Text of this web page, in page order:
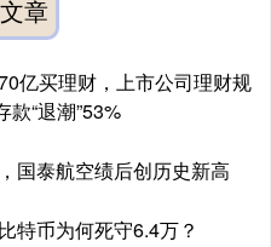
章
亿买理财，上市公司理财规
“退潮”53%
国泰航空绩后创历史新高
特币为何死守6.4万？